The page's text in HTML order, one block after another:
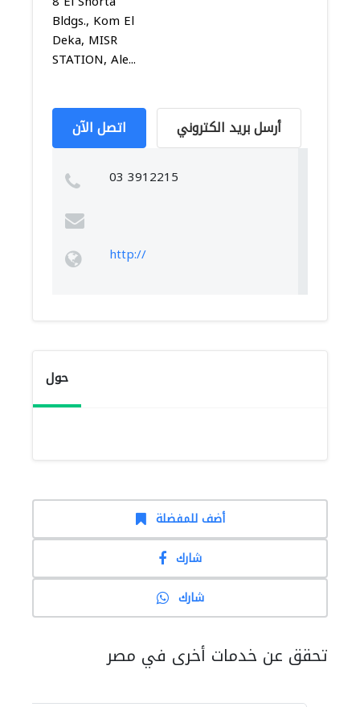
Bldgs., Kom El
Deka, MISR
STATION, Ale...
اتصل الآن أرسل بريد الكتروني
03 3912215
http://
حول
أضف للمفضلة
شارك
شارك
تحقق عن خدمات أخرى في مصر